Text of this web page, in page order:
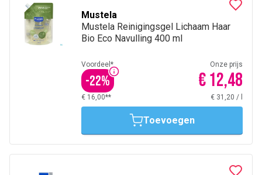
Mustela
Mustela Reinigingsgel Lichaam Haar
Bio Eco Navulling 400 ml
Voordeel*
-22%
Onze prijs
€ 12,48
€ 16,00** € 31,20 /
Toevoegen